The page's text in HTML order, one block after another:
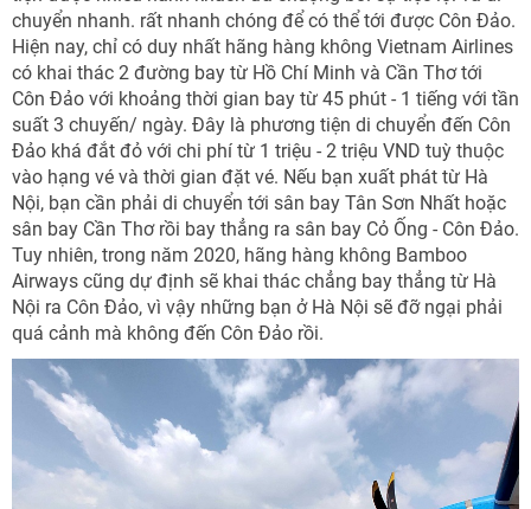
chuyển nhanh. rất nhanh chóng để có thể tới được Côn Đảo.
Hiện nay, chỉ có duy nhất hãng hàng không Vietnam Airlines
có khai thác 2 đường bay từ Hồ Chí Minh và Cần Thơ tới
Côn Đảo với khoảng thời gian bay từ 45 phút - 1 tiếng với tần
suất 3 chuyến/ ngày. Đây là phương tiện di chuyển đến Côn
Đảo khá đắt đỏ với chi phí từ 1 triệu - 2 triệu VND tuỳ thuộc
vào hạng vé và thời gian đặt vé. Nếu bạn xuất phát từ Hà
Nội, bạn cần phải di chuyển tới sân bay Tân Sơn Nhất hoặc
sân bay Cần Thơ rồi bay thẳng ra sân bay Cỏ Ống - Côn Đảo.
Tuy nhiên, trong năm 2020, hãng hàng không Bamboo
Airways cũng dự định sẽ khai thác chẳng bay thẳng từ Hà
Nội ra Côn Đảo, vì vậy những bạn ở Hà Nội sẽ đỡ ngại phải
quá cảnh mà không đến Côn Đảo rồi.